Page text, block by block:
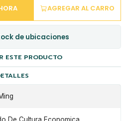
AGREGAR AL CARRO
de ubicaciones
ESTE PRODUCTO